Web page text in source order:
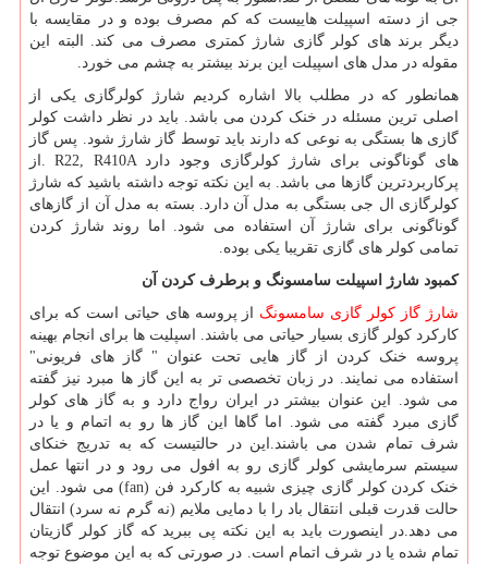
جی از دسته اسپیلت هاییست که کم مصرف بوده و در مقایسه با
دیگر برند های کولر گازی شارژ کمتری مصرف می کند. البته این
مقوله در مدل های اسپیلت این برند بیشتر به چشم می خورد.
همانطور که در مطلب بالا اشاره کردیم شارژ کولرگازی یکی از
اصلی ترین مسئله در خنک کردن می باشد. باید در نظر داشت کولر
گازی ها بستگی به نوعی که دارند باید توسط گاز شارژ شود. پس گاز
های گوناگونی برای شارژ کولرگازی وجود دارد
. R22, R410A از
پرکاربردترین گازها می باشد. به این نکته توجه داشته باشید که شارژ
کولرگازی ال جی بستگی به مدل آن دارد. بسته به مدل آن از گازهای
گوناگونی برای شارژ آن استفاده می شود. اما روند شارژ کردن
تمامی کولر های گازی تقریبا یکی بوده.
کمبود شارژ اسپیلت سامسونگ و برطرف کردن آن
شارژ گاز کولر گازی سامسونگ از پروسه های حیاتی است که برای
کارکرد کولر گازی بسیار حیاتی می باشند. اسپلیت ها برای انجام بهینه
پروسه خنک کردن از گاز هایی تحت عنوان " گاز های فریونی"
استفاده می نمایند. در زبان تخصصی تر به این گاز ها مبرد نیز گفته
می شود. این عنوان بیشتر در ایران رواج دارد و به گاز های کولر
گازی مبرد گفته می شود. اما گاها این گاز ها رو به اتمام و یا در
شرف تمام شدن می باشند.این در حالتیست که به تدریج خنکای
سیستم سرمایشی کولر گازی رو به افول می رود و در انتها عمل
خنک کردن کولر گازی چیزی شبیه به کارکرد فن (fan) می شود. این
حالت قدرت قبلی انتقال باد را با دمایی ملایم (نه گرم نه سرد) انتقال
می دهد.در اینصورت باید به این نکته پی ببرید که گاز کولر گازیتان
تمام شده یا در شرف اتمام است. در صورتی که به این موضوع توجه